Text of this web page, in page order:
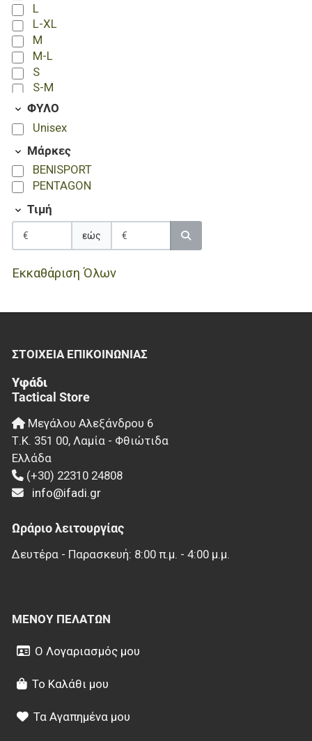
L
L-XL
M
M-L
S
S-M
XL
XS
XS-S
ΦΥΛΟ
Unisex
Μάρκες
BENISPORT
PENTAGON
Τιμή
εώς
Εκκαθάριση Όλων
ΣΤΟΙΧΕΊΑ EΠΙΚΟΙΝΩΝΊΑΣ
Υφάδι
Tactical Store
Μεγάλου Αλεξάνδρου 6
Τ.Κ. 351 00, Λαμία - Φθιώτιδα
Ελλάδα
(+30) 22310 24808
info@ifadi.gr
Ωράριο λειτουργίας
Δευτέρα - Παρασκευή: 8:00 π.μ. - 4:00 μ.μ.
ΜΕΝΟΎ ΠΕΛΑΤΏΝ
Ο Λογαριασμός μου
Το Καλάθι μου
Τα Αγαπημένα μου